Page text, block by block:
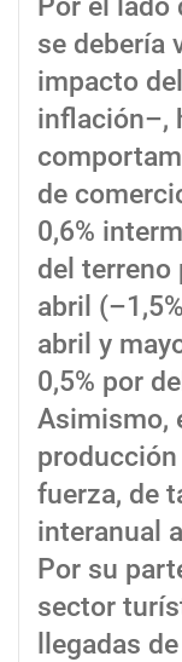
se debería
impacto
inflación–,
de
0,6%
del terreno
abril
abril y
0,5% por
Asimismo,
fuerza, de
interanual
Por su
sector
llegadas